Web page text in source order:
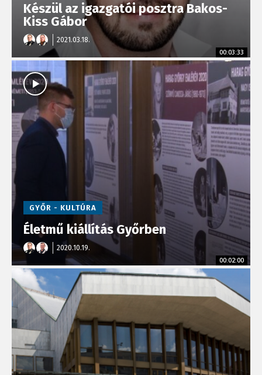
Készül az igazgatói posztra Bakos-
Kiss Gábor
00:03:33
2021.03.18.
GYŐR - KULTÚRA
Életmű kiállítás Győrben
00:02:00
2020.10.19.